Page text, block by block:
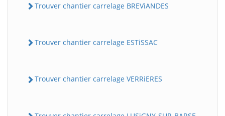
Trouver chantier carrelage BREViANDES
Trouver chantier carrelage ESTiSSAC
Trouver chantier carrelage VERRiERES